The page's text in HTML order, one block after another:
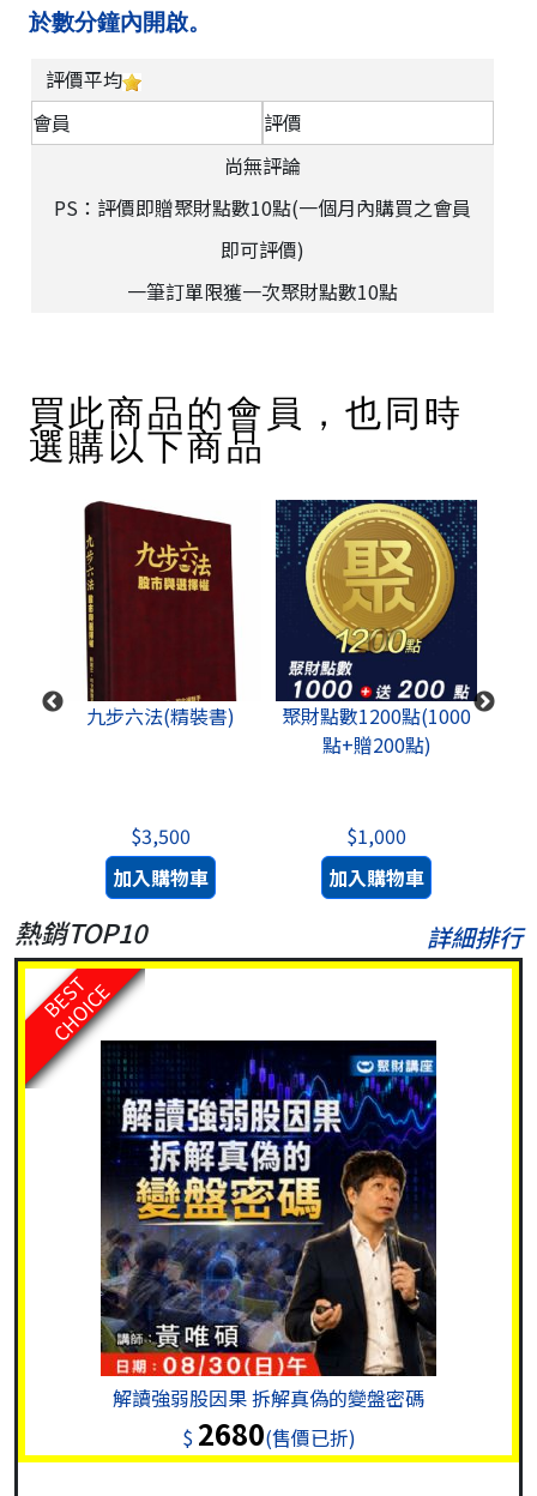
熱銷TOP10 詳細排行
BEST
CHOICE
解讀強弱股因果 拆解真偽的變盤密碼
$ 2680(售價已折)
於數分鐘內開啟。
評價平均
會員
評價
尚無評論
PS：評價即贈聚財點數10點(一個月內購買之會員
即可評價)
一筆訂單限獲一次聚財點數10點
買此商品的會員，也同時
選購以下商品
九步六法(精裝書)
$3,500
加入購物車
聚財點數1200點(1000
點+贈200點)
$1,000
加入購物車